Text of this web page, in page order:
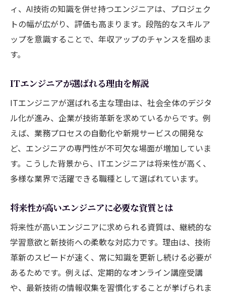
ィ、AI技術の知識を併せ持つエンジニアは、プロジェク
トの幅が広がり、評価も高まります。段階的なスキルア
ップを意識することで、年収アップのチャンスを掴めま
す。
ITエンジニアが選ばれる理由を解説
ITエンジニアが選ばれる主な理由は、社会全体のデジタ
ル化が進み、企業が技術革新を求めているからです。例
えば、業務プロセスの自動化や新規サービスの開発な
ど、エンジニアの専門性が不可欠な場面が増加していま
す。こうした背景から、ITエンジニアは将来性が高く、
多様な業界で活躍できる職種として選ばれています。
将来性が高いエンジニアに必要な資質とは
将来性が高いエンジニアに求められる資質は、継続的な
学習意欲と新技術への柔軟な対応力です。理由は、技術
革新のスピードが速く、常に知識を更新し続ける必要が
あるためです。例えば、定期的なオンライン講座受講
や、最新技術の情報収集を習慣化することが挙げられま